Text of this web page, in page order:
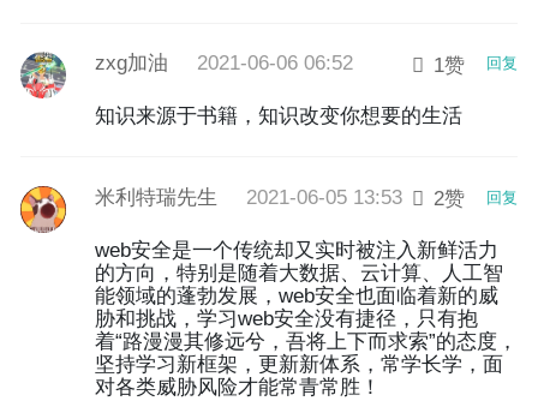
zxg加油 2021-06-06 06:52 1赞 回复
知识来源于书籍，知识改变你想要的生活
米利特瑞先生 2021-06-05 13:53 2赞 回复
web安全是一个传统却又实时被注入新鲜活力
的方向，特别是随着大数据、云计算、人工智
能领域的蓬勃发展，web安全也面临着新的威
胁和挑战，学习web安全没有捷径，只有抱
着“路漫漫其修远兮，吾将上下而求索”的态度，
坚持学习新框架，更新新体系，常学长学，面
对各类威胁风险才能常青常胜！